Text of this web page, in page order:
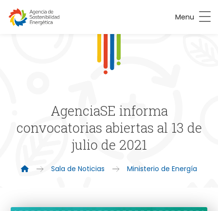
Menu
AgenciaSE informa
convocatorias abiertas al 13 de
julio de 2021
Sala de Noticias Ministerio de Energía